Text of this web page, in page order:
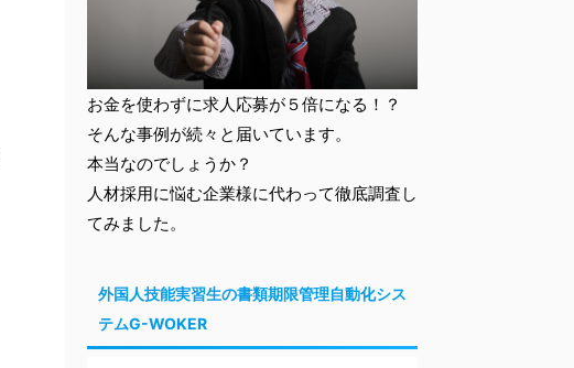
お金を使わずに求人応募が５倍になる！？
そんな事例が続々と届いています。
本当なのでしょうか？
人材採用に悩む企業様に代わって徹底調査し
てみました。
外国人技能実習生の書類期限管理自動化シス
テムG-WOKER